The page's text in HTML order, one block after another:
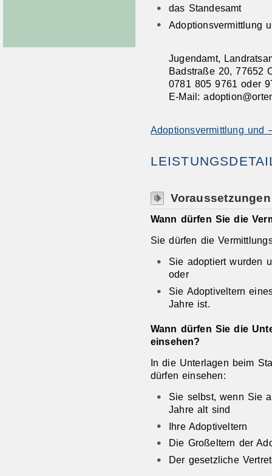
das Standesamt
Adoptionsvermittlung
Jugendamt,
Badstraße 20, 77652
0781 805 9761 oder
E-Mail:
Adoptionsvermittlung und
Voraussetzungen
Wann dürfen Sie die
Sie dürfen die
Sie adoptiert wurden
oder
Sie Adoptiveltern
Jahre ist.
Wann dürfen Sie die
einsehen?
In die Unterlagen beim
dürfen einsehen:
Sie selbst, wenn Sie
Jahre alt sind
Ihre Adoptiveltern
Die Großeltern der
Der gesetzliche